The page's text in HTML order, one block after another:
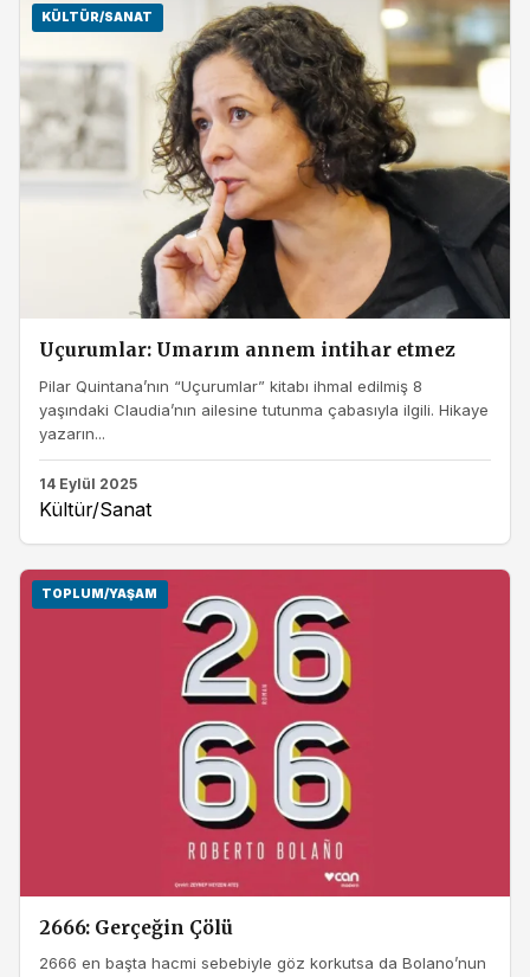
KÜLTÜR/SANAT
Uçurumlar: Umarım annem intihar etmez
Pilar Quintana’nın “Uçurumlar” kitabı ihmal edilmiş 8
yaşındaki Claudia’nın ailesine tutunma çabasıyla ilgili. Hikaye
yazarın...
14 Eylül 2025
Kültür/Sanat
TOPLUM/YAŞAM
2666: Gerçeğin Çölü
2666 en başta hacmi sebebiyle göz korkutsa da Bolano’nun